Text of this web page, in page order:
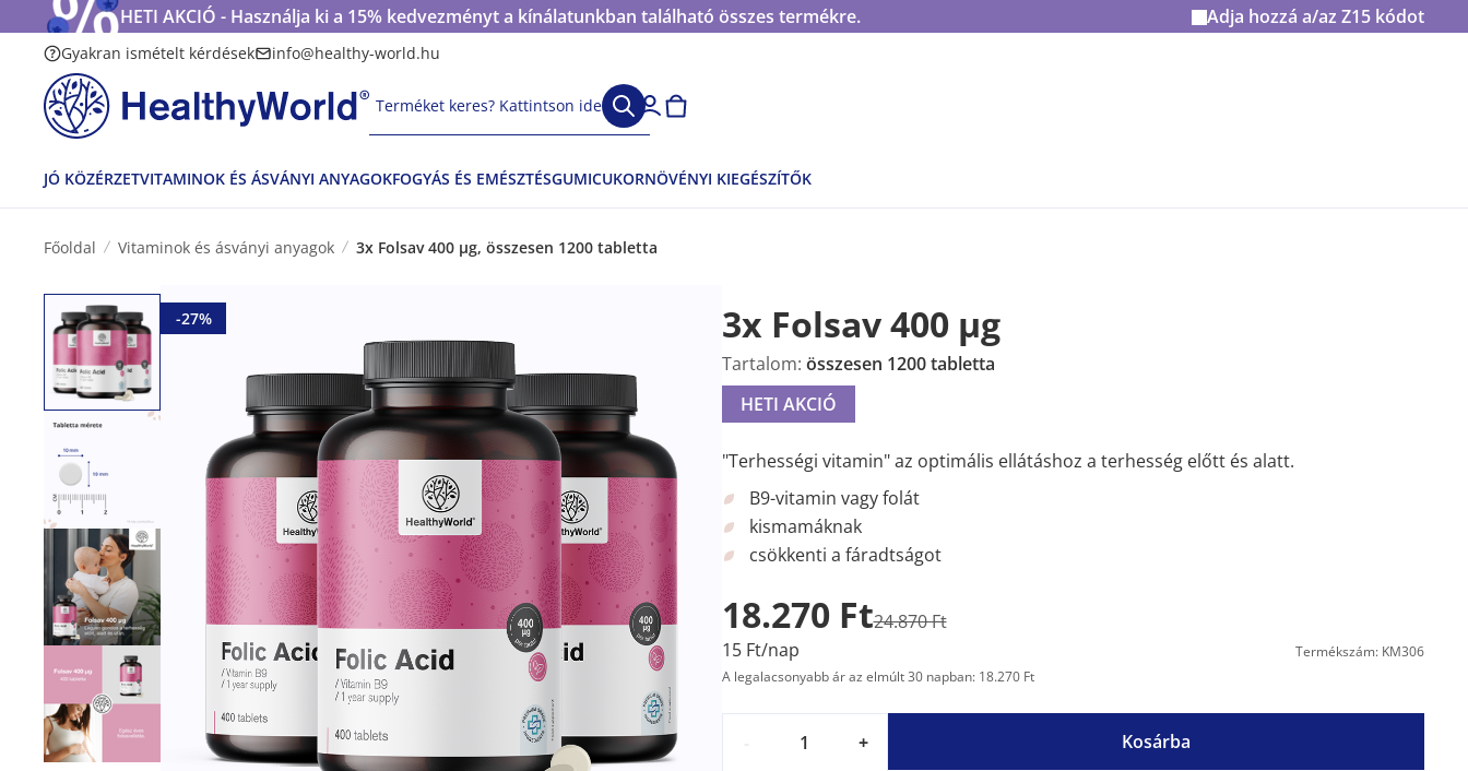
HETI AKCIÓ - Használja ki a 15% kedvezményt a kínálatunkban található összes termékre. Adja hozzá a/az Z15 kódot
Gyakran ismételt kérdések info@healthy-world.hu
Terméket keres? Kattintson ide
JÓ KÖZÉRZETVITAMINOK ÉS ÁSVÁNYI ANYAGOKFOGYÁS ÉS EMÉSZTÉSGUMICUKORNÖVÉNYI KIEGÉSZÍTŐK
Főoldal Vitaminok és ásványi anyagok 3x Folsav 400 µg, összesen 1200 tabletta
-27% 3x Folsav 400 µg
Tartalom: összesen 1200 tabletta
HETI AKCIÓ
"Terhességi vitamin" az optimális ellátáshoz a terhesség előtt és alatt.
B9-vitamin vagy folát
kismamáknak
csökkenti a fáradtságot
18.270 Ft24.870 Ft
15 Ft/nap
Termékszám: KM306
A legalacsonyabb ár az elmúlt 30 napban: 18.270 Ft
+ Kosárba